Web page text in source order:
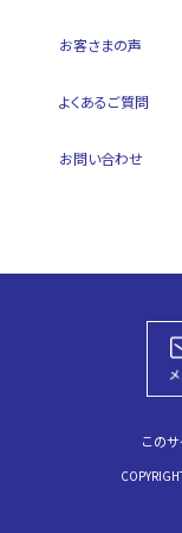
お客さまの声
よくあるご質問
お問い合わせ
このサ